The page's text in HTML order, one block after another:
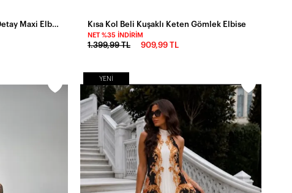
Kısa Kol Beli Kuşaklı Keten Gömlek Elbise
NET %35 İNDIRIM
1.399,99 TL 909,99 TL
YENI